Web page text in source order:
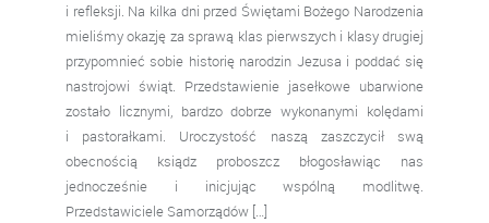
i refleksji. Na kilka dni przed Świętami Bożego Narodzenia
mieliśmy okazję za sprawą klas pierwszych i klasy drugiej
przypomnieć sobie historię narodzin Jezusa i poddać się
nastrojowi świąt. Przedstawienie jasełkowe ubarwione
zostało licznymi, bardzo dobrze wykonanymi kolędami
i pastorałkami. Uroczystość naszą zaszczycił swą
obecnością ksiądz proboszcz błogosławiąc nas
jednocześnie i inicjując wspólną modlitwę.
Przedstawiciele Samorządów […]